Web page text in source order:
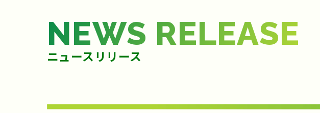
NEWS RELEASE
ニュースリリース